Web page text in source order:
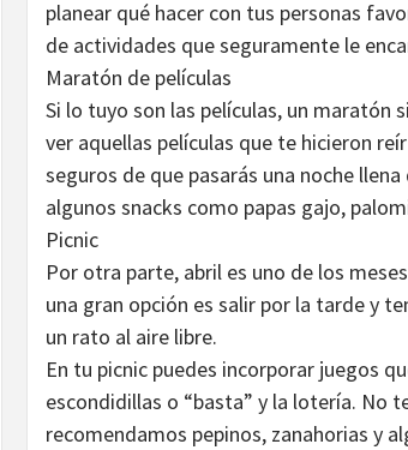
planear qué hacer con tus personas
de actividades que seguramente le
Maratón de películas
Si lo tuyo son las películas, un maratón
ver aquellas películas que te hicieron
seguros de que pasarás una noche
algunos snacks como papas gajo,
Picnic
Por otra parte, abril es uno de los
una gran opción es salir por la tarde y
un rato al aire libre.
En tu picnic puedes incorporar juegos
escondidillas o “basta” y la lotería. No
recomendamos pepinos, zanahorias y